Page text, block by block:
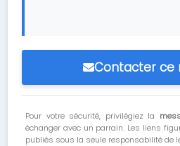
Contacter ce
Pour votre sécurité, privilégiez la
échanger avec un parrain. Les liens
publiés sous la seule responsabilité de